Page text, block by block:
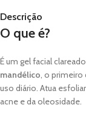
Descrição
O que é?
É um gel facial
mandélico, o primeiro
uso diário. Atua
acne e da oleosidade.